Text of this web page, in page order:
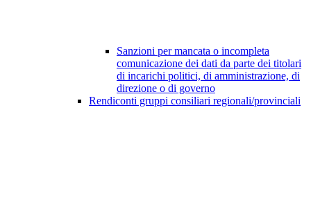
Sanzioni per mancata o incompleta
comunicazione dei dati da parte dei titolari
di incarichi politici, di amministrazione, di
direzione o di governo
Rendiconti gruppi consiliari regionali/provinciali